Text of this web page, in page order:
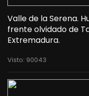
Valle de la Serena.
frente olvidado de
Extremadura.
Visto: 90043